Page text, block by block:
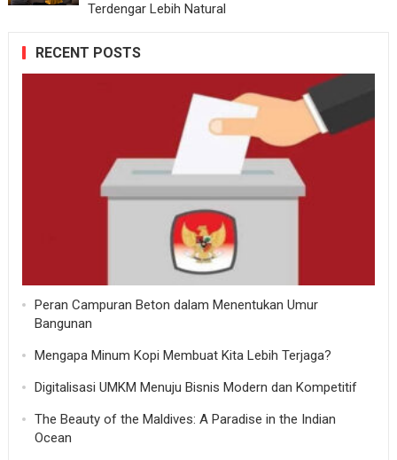
Terdengar Lebih Natural
RECENT POSTS
Peran Campuran Beton dalam Menentukan Umur
Bangunan
Mengapa Minum Kopi Membuat Kita Lebih Terjaga?
Digitalisasi UMKM Menuju Bisnis Modern dan Kompetitif
The Beauty of the Maldives: A Paradise in the Indian
Ocean